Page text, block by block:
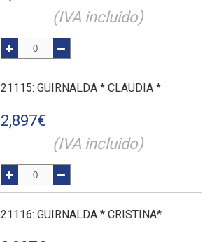
(IVA incluido)
21115: GUIRNALDA * CLAUDIA *
2,897€
(IVA incluido)
21116: GUIRNALDA * CRISTINA*